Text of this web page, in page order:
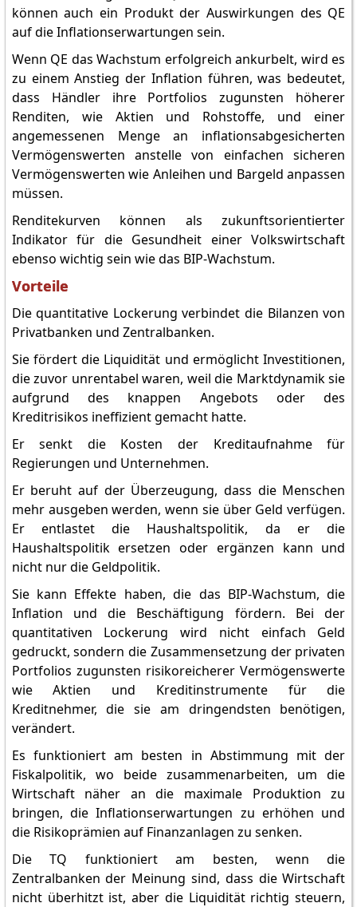
können auch ein Produkt der Auswirkungen des QE
auf die Inflationserwartungen sein.
Wenn QE das Wachstum erfolgreich ankurbelt, wird es
zu einem Anstieg der Inflation führen, was bedeutet,
dass Händler ihre Portfolios zugunsten höherer
Renditen, wie Aktien und Rohstoffe, und einer
angemessenen Menge an inflationsabgesicherten
Vermögenswerten anstelle von einfachen sicheren
Vermögenswerten wie Anleihen und Bargeld anpassen
müssen.
Renditekurven können als zukunftsorientierter
Indikator für die Gesundheit einer Volkswirtschaft
ebenso wichtig sein wie das BIP-Wachstum.
Vorteile
Die quantitative Lockerung verbindet die Bilanzen von
Privatbanken und Zentralbanken.
Sie fördert die Liquidität und ermöglicht Investitionen,
die zuvor unrentabel waren, weil die Marktdynamik sie
aufgrund des knappen Angebots oder des
Kreditrisikos ineffizient gemacht hatte.
Er senkt die Kosten der Kreditaufnahme für
Regierungen und Unternehmen.
Er beruht auf der Überzeugung, dass die Menschen
mehr ausgeben werden, wenn sie über Geld verfügen.
Er entlastet die Haushaltspolitik, da er die
Haushaltspolitik ersetzen oder ergänzen kann und
nicht nur die Geldpolitik.
Sie kann Effekte haben, die das BIP-Wachstum, die
Inflation und die Beschäftigung fördern. Bei der
quantitativen Lockerung wird nicht einfach Geld
gedruckt, sondern die Zusammensetzung der privaten
Portfolios zugunsten risikoreicherer Vermögenswerte
wie Aktien und Kreditinstrumente für die
Kreditnehmer, die sie am dringendsten benötigen,
verändert.
Es funktioniert am besten in Abstimmung mit der
Fiskalpolitik, wo beide zusammenarbeiten, um die
Wirtschaft näher an die maximale Produktion zu
bringen, die Inflationserwartungen zu erhöhen und
die Risikoprämien auf Finanzanlagen zu senken.
Die TQ funktioniert am besten, wenn die
Zentralbanken der Meinung sind, dass die Wirtschaft
nicht überhitzt ist, aber die Liquidität richtig steuern,